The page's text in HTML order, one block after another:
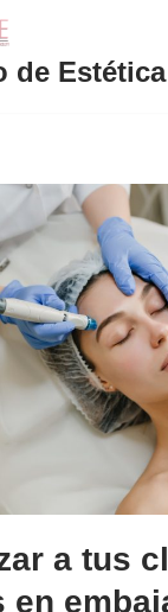
de Estética
a tus